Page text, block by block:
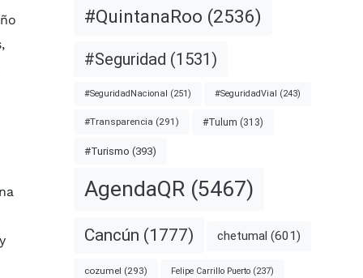
#QuintanaRoo (2536)
#Seguridad (1531)
#SeguridadNacional (251) #SeguridadVial (243)
#Transparencia (291) #Tulum (313)
#Turismo (393)
AgendaQR(5467)
Cancún (1777) chetumal (601)
cozumel (293) Felipe Carrillo Puerto(237)